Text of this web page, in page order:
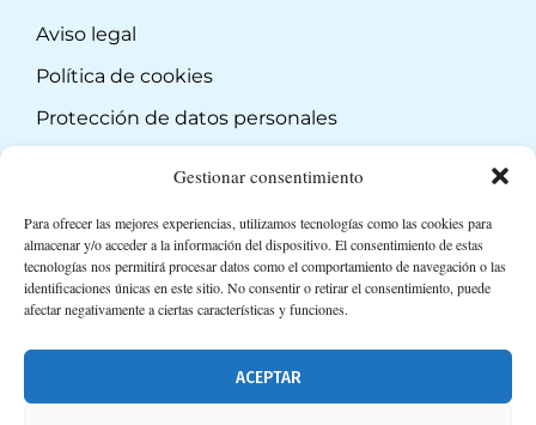
Gestionar consentimiento
Para ofrecer las mejores experiencias, utilizamos tecnologías como las cookies para
almacenar y/o acceder a la información del dispositivo. El consentimiento de estas
tecnologías nos permitirá procesar datos como el comportamiento de navegación o las
identificaciones únicas en este sitio. No consentir o retirar el consentimiento, puede
afectar negativamente a ciertas características y funciones.
ACEPTAR
Aviso legal
Política de cookies
Protección de datos personales